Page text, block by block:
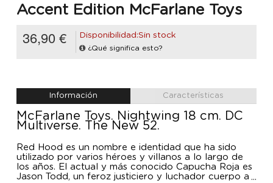
Accent Edition McFarlane Toys
36,90 € Disponibilidad:Sin stock
¿Qué significa esto?
Información Características
McFarlane Toys. Nightwing 18 cm. DC
Multiverse. The New 52.
Red Hood es un nombre e identidad que ha sido
utilizado por varios héroes y villanos a lo largo de
los años. El actual y más conocido Capucha Roja es
Jason Todd, un feroz justiciero y luchador cuerpo a